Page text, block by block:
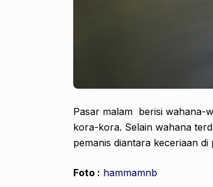
Pasar malam berisi wahana-
kora-kora. Selain wahana
pemanis diantara keceriaan di
Foto : hammamnb